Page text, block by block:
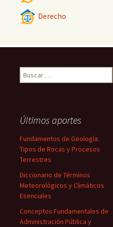
Derecho
Buscar:
Últimos aportes
Fundamentos de Geología:
Tipos de Rocas y Procesos
Terrestres
Diccionario de Términos
Meteorológicos y Climáticos
Esenciales
Conceptos Fundamentales de
Administración Pública y